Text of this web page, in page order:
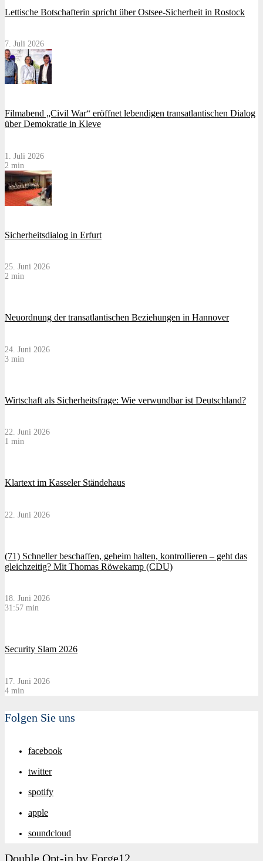
Lettische Botschafterin spricht über Ostsee-Sicherheit in Rostock
7. Juli 2026
Filmabend „Civil War“ eröffnet lebendigen transatlantischen Dialog
über Demokratie in Kleve
1. Juli 2026
2 min
Sicherheitsdialog in Erfurt
25. Juni 2026
2 min
Neuordnung der transatlantischen Beziehungen in Hannover
24. Juni 2026
3 min
Wirtschaft als Sicherheitsfrage: Wie verwundbar ist Deutschland?
22. Juni 2026
1 min
Klartext im Kasseler Ständehaus
22. Juni 2026
(71) Schneller beschaffen, geheim halten, kontrollieren – geht das
gleichzeitig? Mit Thomas Röwekamp (CDU)
18. Juni 2026
31:57 min
Security Slam 2026
17. Juni 2026
4 min
Folgen Sie uns
facebook
twitter
spotify
apple
soundcloud
Double Opt-in by Forge12